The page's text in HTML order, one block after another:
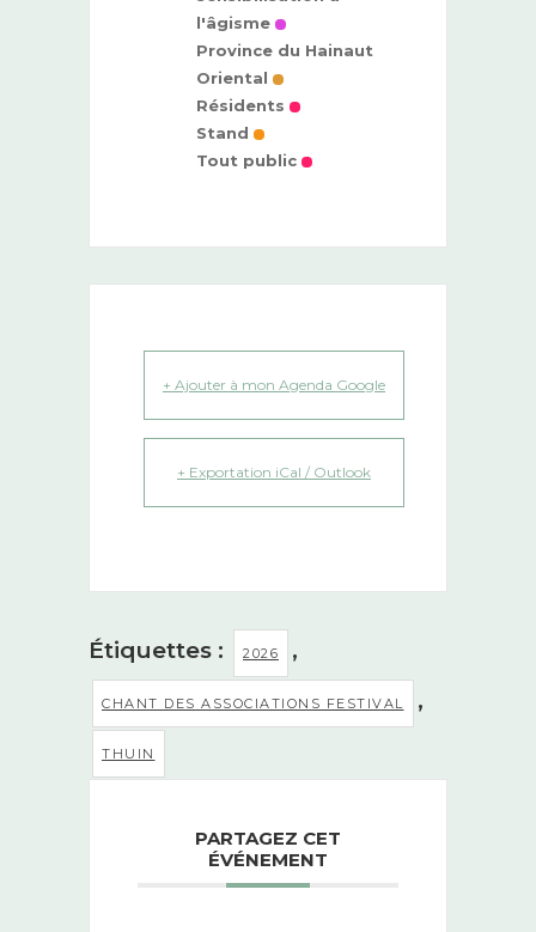
l'âgisme
Province du Hainaut
Oriental
Résidents
Stand
Tout public
+ Ajouter à mon Agenda Google
+ Exportation iCal / Outlook
Étiquettes : 2026 ,
CHANT DES ASSOCIATIONS FESTIVAL ,
THUIN
PARTAGEZ CET
ÉVÉNEMENT